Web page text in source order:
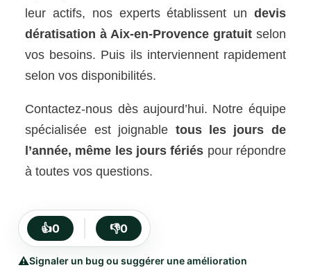
leur actifs, nos experts établissent un devis
dératisation à Aix-en-Provence gratuitselon
vos besoins. Puis ils interviennent rapidement
selon vos disponibilités.
Contactez-nous dès aujourd’hui. Notre équipe
spécialisée est joignable tous les jours de
l’année, même les jours fériés pour répondre
à toutes vos questions.
👍0 👎0
⚠️Signaler un bug ou suggérer une amélioration